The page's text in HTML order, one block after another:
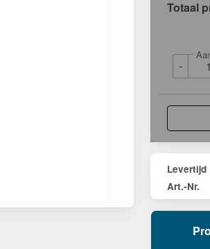
Totaal
-
Levertijd
Art.-Nr.